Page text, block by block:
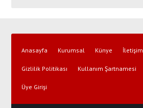
Anasayfa Kurumsal Künye İletişim
Gizlilik Politikası Kullanım Şartnamesi
Üye Girişi